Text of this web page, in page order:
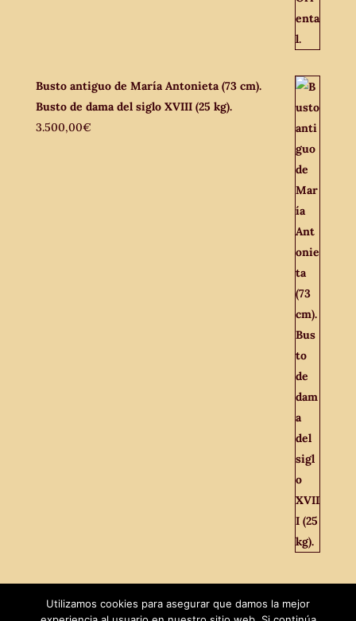
Busto antiguo de María Antonieta (73 cm).
Busto de dama del siglo XVIII (25 kg).
3.500,00€
Utilizamos cookies para asegurar que damos la mejor